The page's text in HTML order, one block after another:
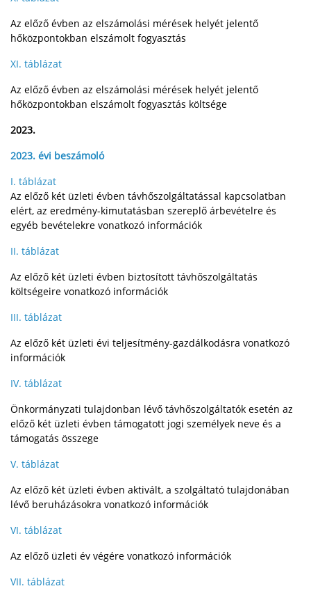
Az előző évben az elszámolási mérések helyét jelentő
hőközpontokban elszámolt fogyasztás
XI. táblázat
Az előző évben az elszámolási mérések helyét jelentő
hőközpontokban elszámolt fogyasztás költsége
2023.
2023. évi beszámoló
I. táblázat
Az előző két üzleti évben távhőszolgáltatással kapcsolatban
elért, az eredmény-kimutatásban szereplő árbevételre és
egyéb bevételekre vonatkozó információk
II. táblázat
Az előző két üzleti évben biztosított távhőszolgáltatás
költségeire vonatkozó információk
III. táblázat
Az előző két üzleti évi teljesítmény-gazdálkodásra vonatkozó
információk
IV. táblázat
Önkormányzati tulajdonban lévő távhőszolgáltatók esetén az
előző két üzleti évben támogatott jogi személyek neve és a
támogatás összege
V. táblázat
Az előző két üzleti évben aktivált, a szolgáltató tulajdonában
lévő beruházásokra vonatkozó információk
VI. táblázat
Az előző üzleti év végére vonatkozó információk
VII. táblázat